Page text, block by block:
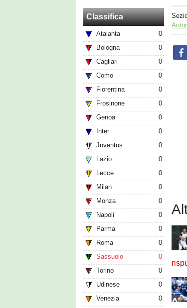
Classifica
Atalanta
0
Bologna
0
Cagliari
0
Como
0
Fiorentina
0
Frosinone
0
Genoa
0
Inter
0
Juventus
0
Lazio
0
Lecce
0
Milan
0
Monza
0
Napoli
0
Parma
0
Roma
0
Sassuolo
0
Torino
0
Udinese
0
Venezia
0